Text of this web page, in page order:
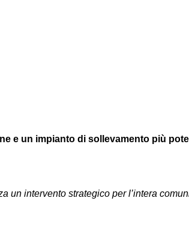
e un impianto di sollevamento più
un intervento strategico per l’intera